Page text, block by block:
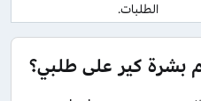
الطلبات.
كير على طلبي؟